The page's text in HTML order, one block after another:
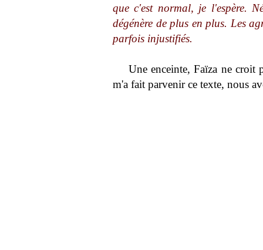
que c'est normal, je l'espère.
dégénère de plus en plus. Les
parfois injustifiés.
Une enceinte, Faïza ne croit
m'a fait parvenir ce texte, nous